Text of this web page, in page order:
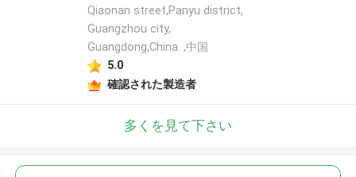
Qiaonan street,Panyu district,
Guangzhou city,
Guangdong,China. ,中国
5.0
確認された製造者
多くを見て下さい